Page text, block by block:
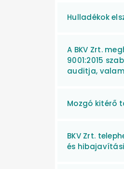
Hulladékok
A BKV Zrt.
9001:2015
auditja,
Mozgó kitérő
BKV Zrt.
és